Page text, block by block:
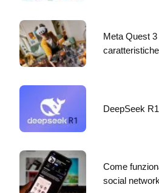
Meta Quest
DeepSeek
Come
social network